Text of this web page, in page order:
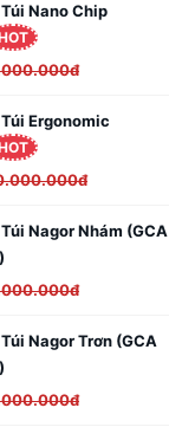
Nano Chip
Ergonomic
Nagor Nhám (GCA
Nagor Trơn (GCA